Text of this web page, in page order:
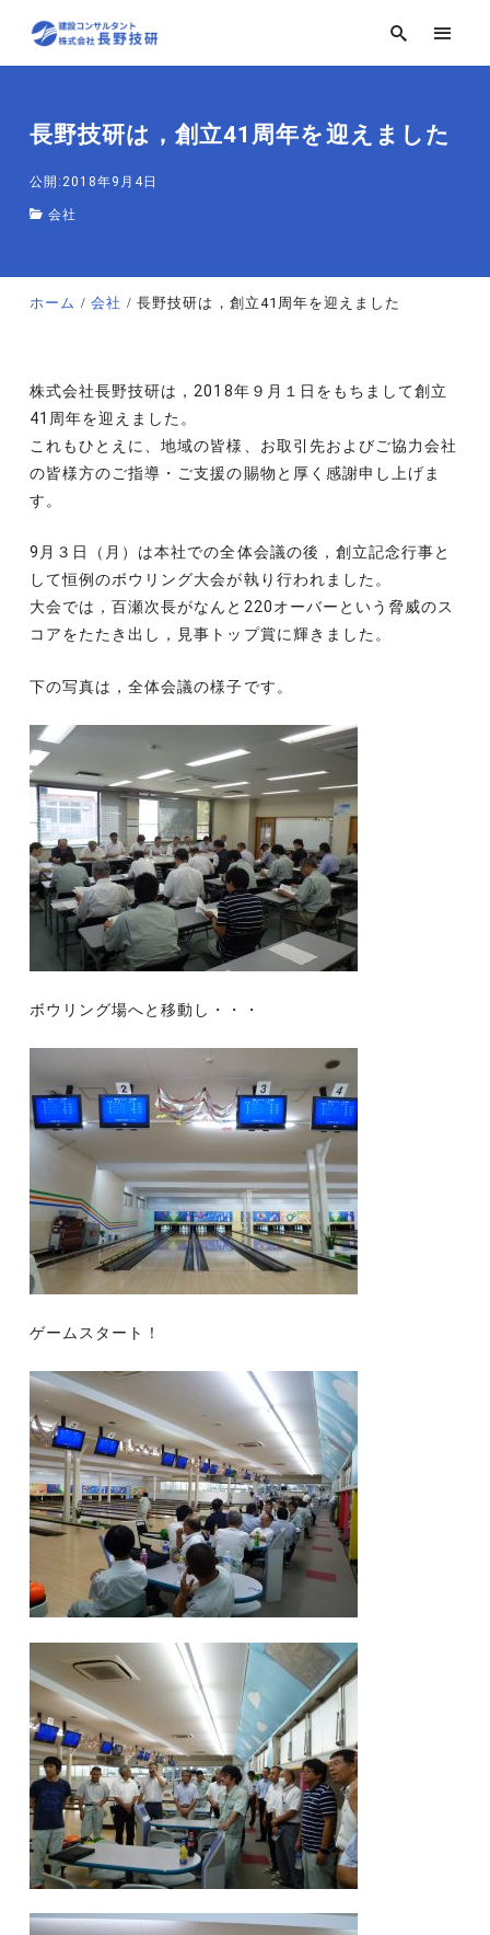
長野技研は，創立41周年を迎えました
公開:2018年9月4日
会社
ホーム 会社 長野技研は，創立41周年を迎えました
株式会社長野技研は，2018年９月１日をもちまして創立
41周年を迎えました。
これもひとえに、地域の皆様、お取引先およびご協力会社
の皆様方のご指導・ご支援の賜物と厚く感謝申し上げま
す。
9月３日（月）は本社での全体会議の後，創立記念行事と
して恒例のボウリング大会が執り行われました。
大会では，百瀬次長がなんと220オーバーという脅威のス
コアをたたき出し，見事トップ賞に輝きました。
下の写真は，全体会議の様子です。
ボウリング場へと移動し・・・
ゲームスタート！